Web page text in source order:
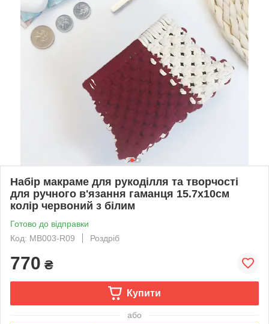
Набір макраме для рукоділля та творчості
для ручного в'язання гаманця 15.7х10см
колір червоний з білим
Готово до відправки
Код: MB003-R09
Роздріб
770 ₴
Купити
або